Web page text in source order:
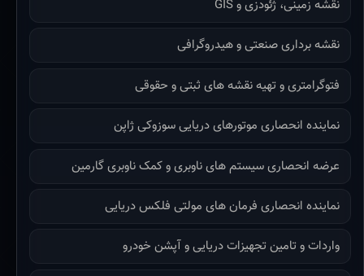
نقشه زمینی، ژئودزی و GIS
نقشه برداری صنعتی و هیدروگرافی
فتوگرامتری و تهیه نقشه های ثبتی و حقوقی
نماینده انحصاری موتورهای دریایی سوزوکی ژاپن
عرضه انحصاری سیستم های ناوبری و کمک ناوبری گارمین
نماینده انحصاری فرمان های مولتی فلکس دریایی
واردات و تامین تجهیزات دریایی و آپشن خودرو